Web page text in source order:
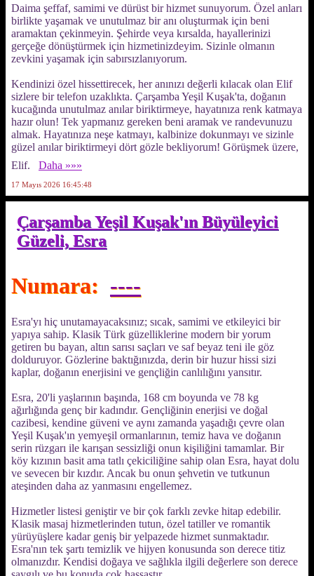
Daima şeffaf, samimi ve dürüst bir hizmet sunuyorum. Özel anları
birlikte yaşamak ve unutulmaz bir anı oluşturmak için beni
aramaktan çekinmeyin. Şehirde veya kırsalda, hayallerinizi
gerçeğe dönüştürmek için hizmetinizdeyim. Sizinle olmanın
zevkini yaşamak için sabırsızlanıyorum.
Kendinizi özel hissettirecek, her anınızı değerli kılacak olan Elif
sizlere bir telefon uzaklıkta. Çarşamba Yeşil Kuşak'ta, doğanın
kucağında unutulmaz anılar biriktirmeye, hayatınıza renk katmaya
hazır olun! Tek yapmanız gereken beni aramak ve randevunuzu
almak. Hayatınıza neşe katmayı, kalbinize dokunmayı ve sizinle
güzel anılar biriktirmeyi dört gözle bekliyorum! Görüşmek üzere,
Elif.
Daha »»»
17 Mayıs 2026 16:45:48
Çarşamba Yeşil Kuşak'ın Büyüleyici
Güzeli, Esra
Numara: ----
Esra'yı hiç unutamayacaksınız; sıcak, samimi ve etkileyici bir
yapıya sahip. Klasik Türk güzelliklerine modern bir yorum
getiren bu bayan, altın sarısı saçları ve saf beyaz teni ile göz
dolduruyor. Gözlerine baktığınızda, derin bir huzur hissi sizi
kaplar, doğanın enerjisini ve gençliğin canlılığını yansıtır.
Esra, 20'li yaşlarının başında, 168 cm boyunda ve 78 kg
ağırlığında genç bir kadındır. Gençliğinin enerjisi ve doğal
cazibesi, kendine güveni ve aynı zamanda yaşadığı çevre olan
Yeşil Kuşak'ın yemyeşil ormanlarının, temiz hava ve doğanın
serin rüzgarı ile karışan sessizliği onun kişiliğini tamamlar. Bir
köy kızının basit ama tatlı çekiciliğine sahip olan Esra, hayat dolu
ve sevecen bir kızdır. Ancak bu onun şehvetin ve tutkunun
ateşinden daha az yanmasını engellemez.
Hizmetler listesi geniştir ve bir çok farklı zevke hitap edebilir.
Klasik masaj hizmetlerinden tutun, özel tatiller ve romantik
yürüyüşlere kadar geniş bir yelpazede hizmet sunmaktadır.
Esra'nın tek şartı temizlik ve hijyen konusunda son derece titiz
olmanızdır. Kendisi doğaya ve sağlıkla ilgili değerlere son derece